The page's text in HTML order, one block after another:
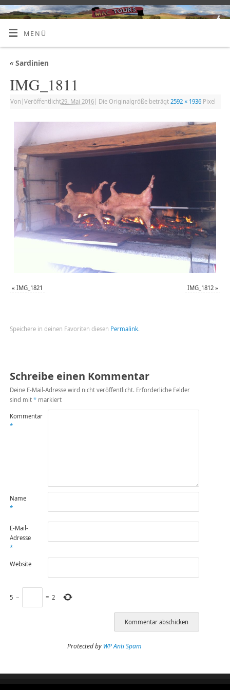
MENÜ
«Sardinien
IMG_1811
Von Veröffentlicht29. Mai 2016| Die Originalgröße beträgt 2592 × 1936Pixel
« IMG_1821 IMG_1812 »
Speichere in deinen Favoriten diesen Permalink.
Schreibe einen Kommentar
Deine E-Mail-Adresse wird nicht veröffentlicht. Erforderliche Felder
sind mit *markiert
Kommentar
*
Name
*
E-Mail-
Adresse
*
Website
5 − = 2
Protected by WP Anti Spam